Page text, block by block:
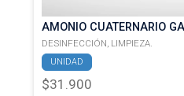
AMONIO CUATERNARIO
DESINFECCIÓN, LIMPIEZA.
UNIDAD
$31.900